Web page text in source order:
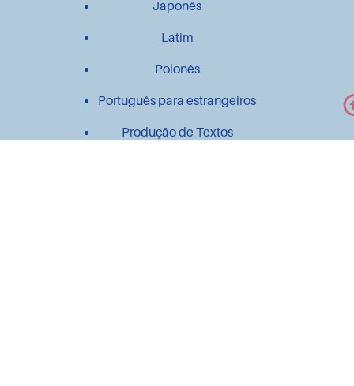
Japonês
Latim
Polonês
Português para estrangeiros
Produção de Textos